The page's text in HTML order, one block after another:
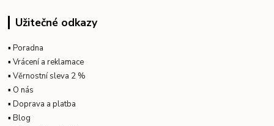
Užitečné odkazy
▪Poradna
▪Vrácení a reklamace
▪Věrnostní sleva 2 %
▪ O nás
▪Doprava a platba
▪Blog